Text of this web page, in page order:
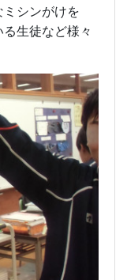
シンがけを
る生徒など様々